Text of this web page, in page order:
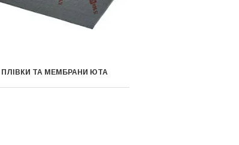
ПЛІВКИ ТА МЕМБРАНИ ЮТА